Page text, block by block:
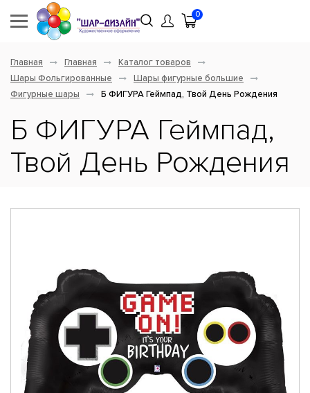
0
Главная Главная
Каталог товаров
Шары Фольгированные
Шары фигурные большие
Фигурные шары
Б ФИГУРА Геймпад, Твой День Рождения
Б ФИГУРА Геймпад,
Твой День Рождения